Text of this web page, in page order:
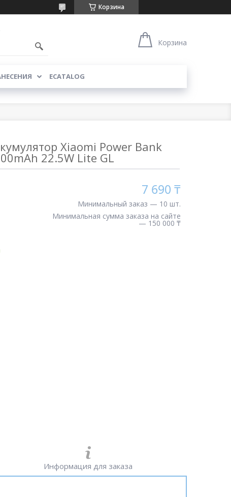
Корзина
Корзина
ECATALOG
Xiaomi Power Bank
22.5W Lite GL
7 690 ₸
Минимальный заказ — 10 шт.
Минимальная сумма заказа на сайте
— 150 000 ₸
Информация для заказа